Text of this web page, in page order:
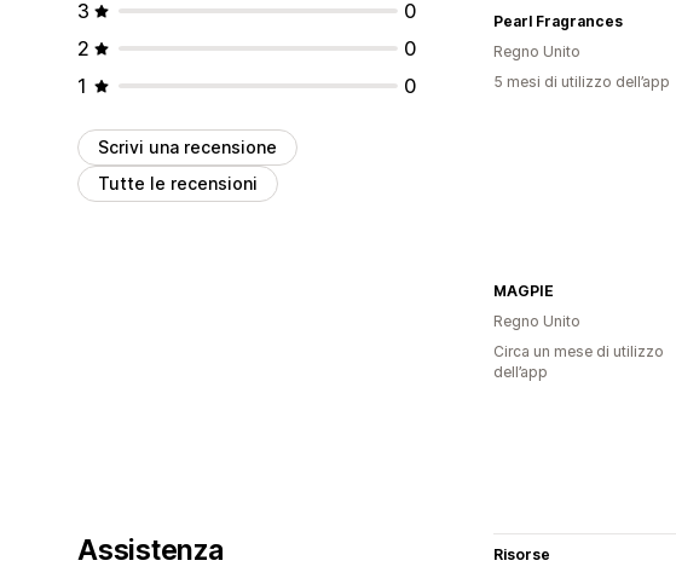
3
0
2
0
1
0
Scrivi una recensione
Tutte le recensioni
Pearl Fragrances
Regno Unito
5 mesi di utilizzo dell’app
MAGPIE
Regno Unito
Circa un mese di utilizzo
dell’app
Assistenza Risorse